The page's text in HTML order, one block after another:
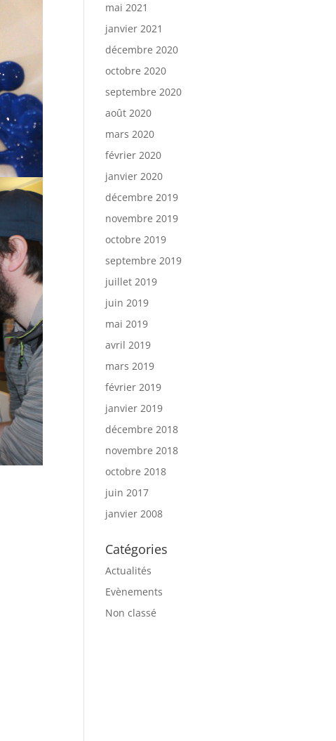
mai 2021
janvier 2021
décembre 2020
octobre 2020
septembre 2020
août 2020
mars 2020
février 2020
janvier 2020
décembre 2019
novembre 2019
octobre 2019
septembre 2019
juillet 2019
juin 2019
mai 2019
avril 2019
mars 2019
février 2019
janvier 2019
décembre 2018
novembre 2018
octobre 2018
juin 2017
janvier 2008
Catégories
Actualités
Evènements
Non classé